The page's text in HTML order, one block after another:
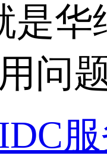
是华
问